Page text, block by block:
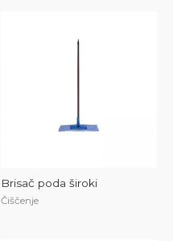
Brisač poda široki
Čiščenje